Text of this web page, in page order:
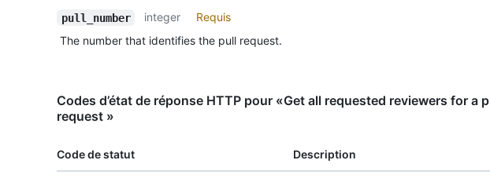
pull_number integer
Requis
The number that identifies the pull request.
Codes d’état de réponse HTTP pour «Get all requested reviewers for a
request »
Code de statut Description